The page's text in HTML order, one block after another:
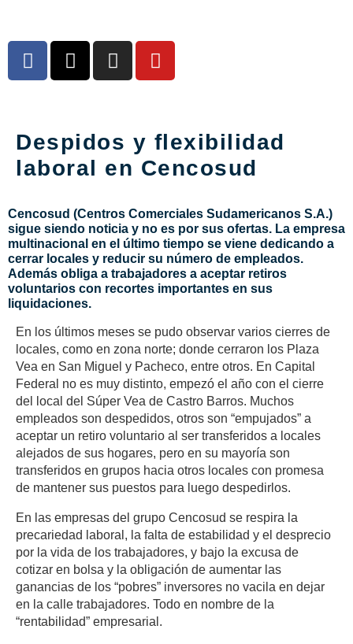
Despidos y flexibilidad
laboral en Cencosud
Cencosud (Centros Comerciales Sudamericanos S.A.)
sigue siendo noticia y no es por sus ofertas. La empresa
multinacional en el último tiempo se viene dedicando a
cerrar locales y reducir su número de empleados.
Además obliga a trabajadores a aceptar retiros
voluntarios con recortes importantes en sus
liquidaciones.
En los últimos meses se pudo observar varios cierres de
locales, como en zona norte; donde cerraron los Plaza
Vea en San Miguel y Pacheco, entre otros. En Capital
Federal no es muy distinto, empezó el año con el cierre
del local del Súper Vea de Castro Barros. Muchos
empleados son despedidos, otros son “empujados” a
aceptar un retiro voluntario al ser transferidos a locales
alejados de sus hogares, pero en su mayoría son
transferidos en grupos hacia otros locales con promesa
de mantener sus puestos para luego despedirlos.
En las empresas del grupo Cencosud se respira la
precariedad laboral, la falta de estabilidad y el desprecio
por la vida de los trabajadores, y bajo la excusa de
cotizar en bolsa y la obligación de aumentar las
ganancias de los “pobres” inversores no vacila en dejar
en la calle trabajadores. Todo en nombre de la
“rentabilidad” empresarial.